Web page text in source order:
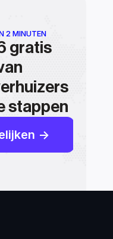
2 MINUTEN
gratis
stappen
->